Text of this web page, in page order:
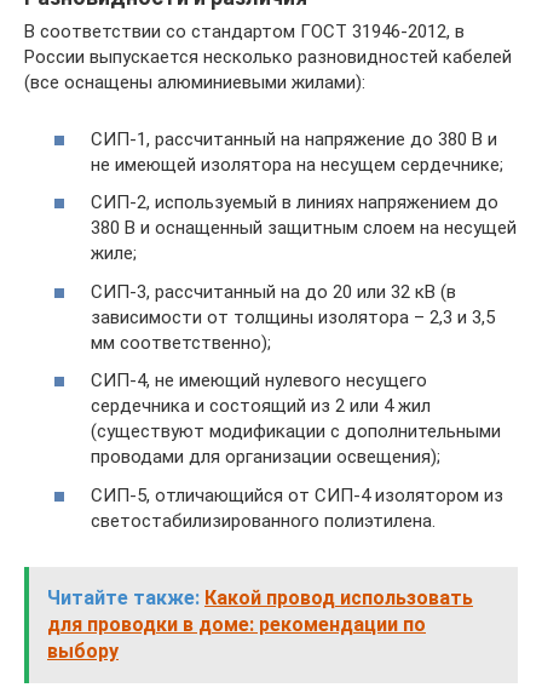
В соответствии со стандартом ГОСТ 31946-2012, в
России выпускается несколько разновидностей кабелей
(все оснащены алюминиевыми жилами):
СИП-1, рассчитанный на напряжение до 380 В и
не имеющей изолятора на несущем сердечнике;
СИП-2, используемый в линиях напряжением до
380 В и оснащенный защитным слоем на несущей
жиле;
СИП-3, рассчитанный на до 20 или 32 кВ (в
зависимости от толщины изолятора – 2,3 и 3,5
мм соответственно);
СИП-4, не имеющий нулевого несущего
сердечника и состоящий из 2 или 4 жил
(существуют модификации с дополнительными
проводами для организации освещения);
СИП-5, отличающийся от СИП-4 изолятором из
светостабилизированного полиэтилена.
Читайте также: Какой провод использовать
для проводки в доме: рекомендации по
выбору